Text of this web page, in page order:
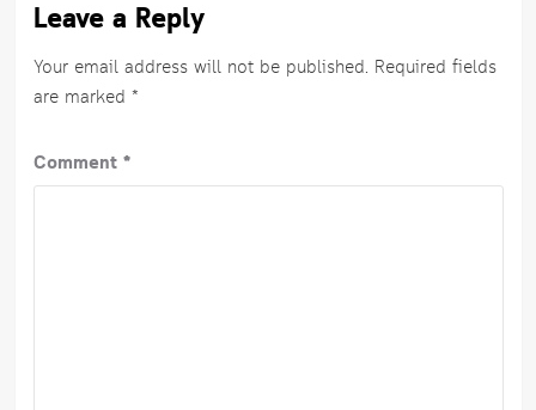
Leave a Reply
Your email address will not be published. Required fields
are marked *
Comment *